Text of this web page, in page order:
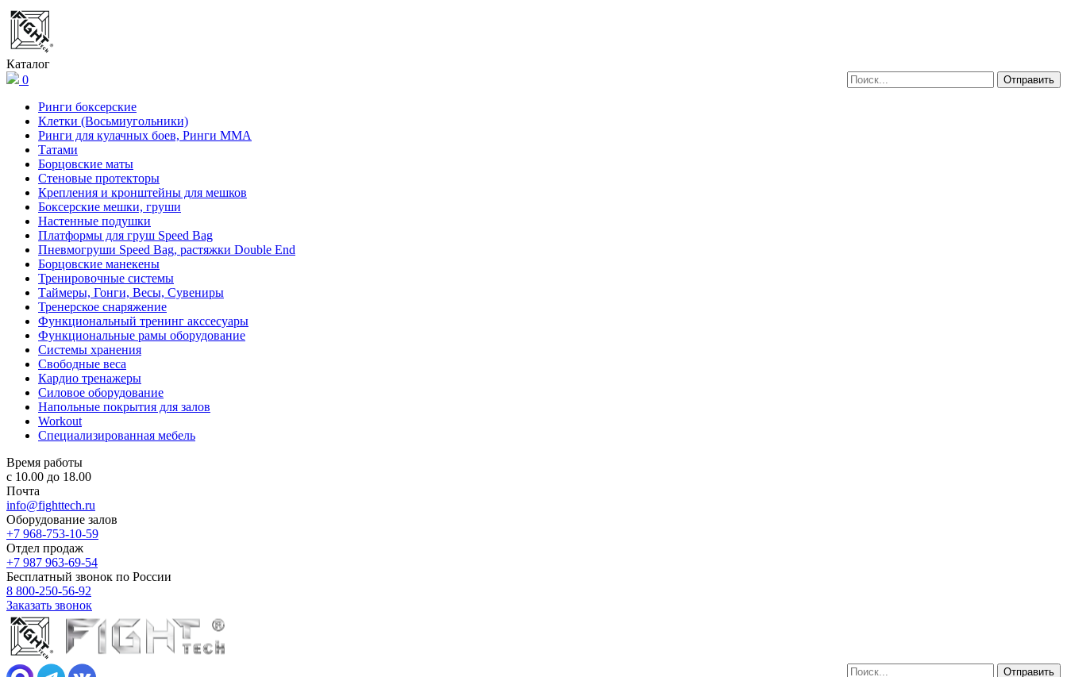
Каталог
0
Ринги боксерские
Клетки (Восьмиугольники)
Ринги для кулачных боев, Ринги ММА
Татами
Борцовские маты
Стеновые протекторы
Крепления и кронштейны для мешков
Боксерские мешки, груши
Настенные подушки
Платформы для груш Speed Bag
Пневмогруши Speed Bag, растяжки Double End
Борцовские манекены
Тренировочные системы
Таймеры, Гонги, Весы, Сувениры
Тренерское снаряжение
Функциональный тренинг акссесуары
Функциональные рамы оборудование
Системы хранения
Свободные веса
Кардио тренажеры
Силовое оборудование
Напольные покрытия для залов
Workout
Специализированная мебель
Время работы
с 10.00 до 18.00
Почта
info@fighttech.ru
Оборудование залов
+7 968-753-10-59
Отдел продаж
+7 987 963-69-54
Бесплатный звонок по России
8 800-250-56-92
Заказать звонок